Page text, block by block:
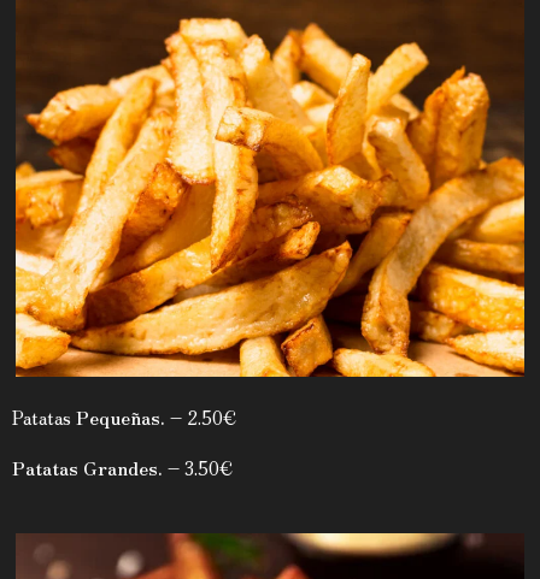
Patatas Pequeñas. – 2.50€
Patatas Grandes. – 3.50€